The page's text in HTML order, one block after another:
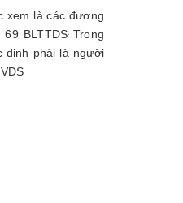
xem là các đương
BLTTDS. Trong
định phải là người